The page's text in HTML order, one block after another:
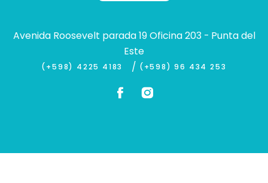
Avenida Roosevelt parada 19 Oficina 203 - Punta del
Este
(+598) 4225 4183 / (+598) 96 434 253